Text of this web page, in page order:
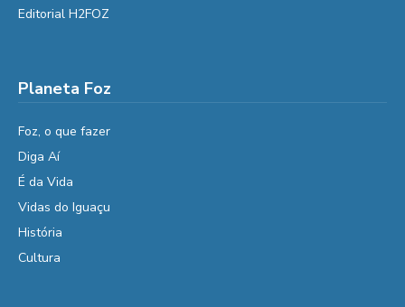
Editorial H2FOZ
Planeta Foz
Foz, o que fazer
Diga Aí
É da Vida
Vidas do Iguaçu
História
Cultura